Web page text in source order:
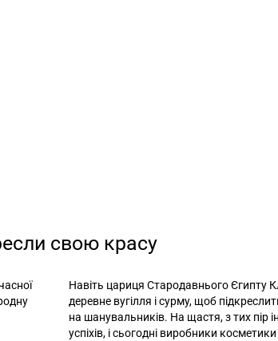
свою красу
Навіть цариця Стародавнього Єгипту
деревне вугілля і сурму, щоб
на шанувальників. На щастя, з тих пір
успіхів, і сьогодні виробники